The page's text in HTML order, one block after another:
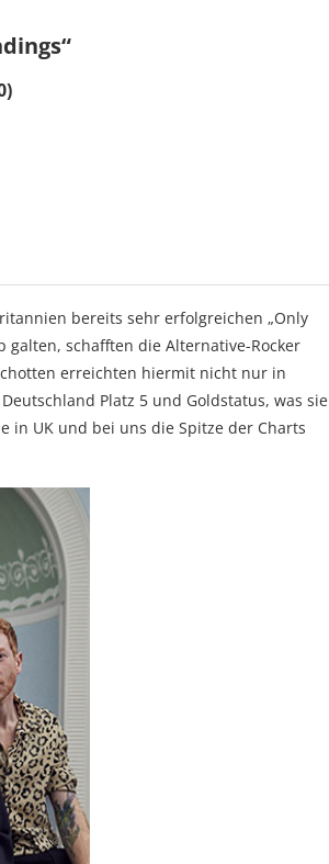
bereits sehr erfolgreichen „Only
galten, schafften die Alternative-Rocker
erreichten hiermit nicht nur in
Platz 5 und Goldstatus, was sie
in UK und bei uns die Spitze der Charts